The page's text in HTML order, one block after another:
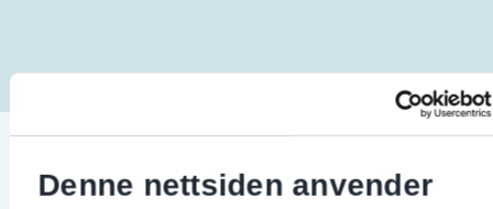
Denne nettsiden anvender